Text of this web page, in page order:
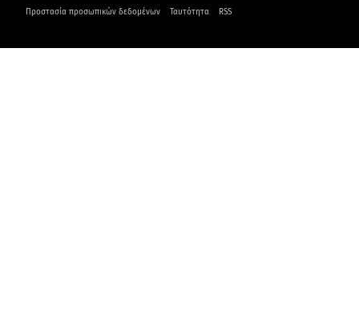
Προστασία προσωπικών δεδομένων Ταυτότητα RSS